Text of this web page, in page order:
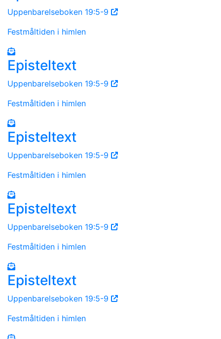
Uppenbarelseboken 19:5-9
Festmåltiden i himlen
Episteltext
Uppenbarelseboken 19:5-9
Festmåltiden i himlen
Episteltext
Uppenbarelseboken 19:5-9
Festmåltiden i himlen
Episteltext
Uppenbarelseboken 19:5-9
Festmåltiden i himlen
Episteltext
Uppenbarelseboken 19:5-9
Festmåltiden i himlen